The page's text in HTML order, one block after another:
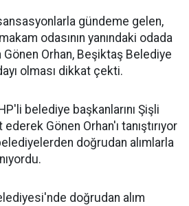
gündeme gelen,
odasının yanındaki odada
Orhan, Beşiktaş Belediye
olması dikkat çekti.
belediye başkanlarını Şişli
Gönen Orhan'ı tanıştırıyor
doğrudan alımlarla
doğrudan alım